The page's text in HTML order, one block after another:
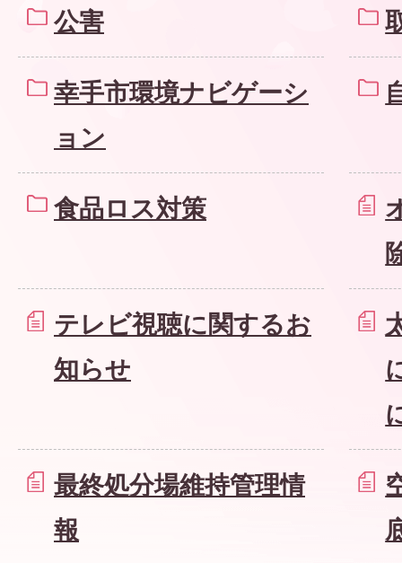
公害
幸手市環境ナビゲーシ
ョン
食品ロス対策
テレビ視聴に関するお
知らせ
最終処分場維持管理情
報